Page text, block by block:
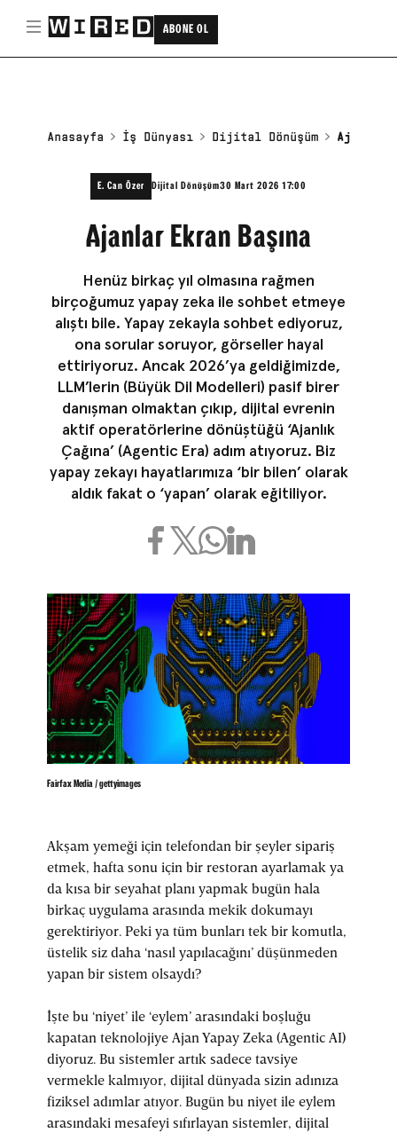
ABONE OL
Anasayfa İş Dünyası Dijital Dönüşüm Ajanlar
E. Can Özer Dijital Dönüşüm30 Mart 2026 17:00
Ajanlar Ekran Başına
Henüz birkaç yıl olmasına rağmen
birçoğumuz yapay zeka ile sohbet etmeye
alıştı bile. Yapay zekayla sohbet ediyoruz,
ona sorular soruyor, görseller hayal
ettiriyoruz. Ancak 2026’ya geldiğimizde,
LLM’lerin (Büyük Dil Modelleri) pasif birer
danışman olmaktan çıkıp, dijital evrenin
aktif operatörlerine dönüştüğü ‘Ajanlık
Çağına’ (Agentic Era) adım atıyoruz. Biz
yapay zekayı hayatlarımıza ‘bir bilen’ olarak
aldık fakat o ‘yapan’ olarak eğitiliyor.
Fairfax Media / gettyimages
Akşam yemeği için telefondan bir şeyler sipariş
etmek, hafta sonu için bir restoran ayarlamak ya
da kısa bir seyahat planı yapmak bugün hala
birkaç uygulama arasında mekik dokumayı
gerektiriyor. Peki ya tüm bunları tek bir komutla,
üstelik siz daha ‘nasıl yapılacağını’ düşünmeden
yapan bir sistem olsaydı?
İşte bu ‘niyet’ ile ‘eylem’ arasındaki boşluğu
kapatan teknolojiye Ajan Yapay Zeka (Agentic AI)
diyoruz. Bu sistemler artık sadece tavsiye
vermekle kalmıyor, dijital dünyada sizin adınıza
fiziksel adımlar atıyor. Bugün bu niyet ile eylem
arasındaki mesafeyi sıfırlayan sistemler, dijital